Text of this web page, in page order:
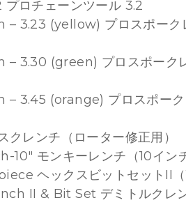
ロチェーンツール 3.2
3.23 (yellow) プロスポーク
3.30 (green) プロスポーク
3.45 (orange) プロスポーク
レンチ（ローター修正用）
モンキーレンチ（10イン
ヘックスビットセットII
II & Bit Set デミトルクレ